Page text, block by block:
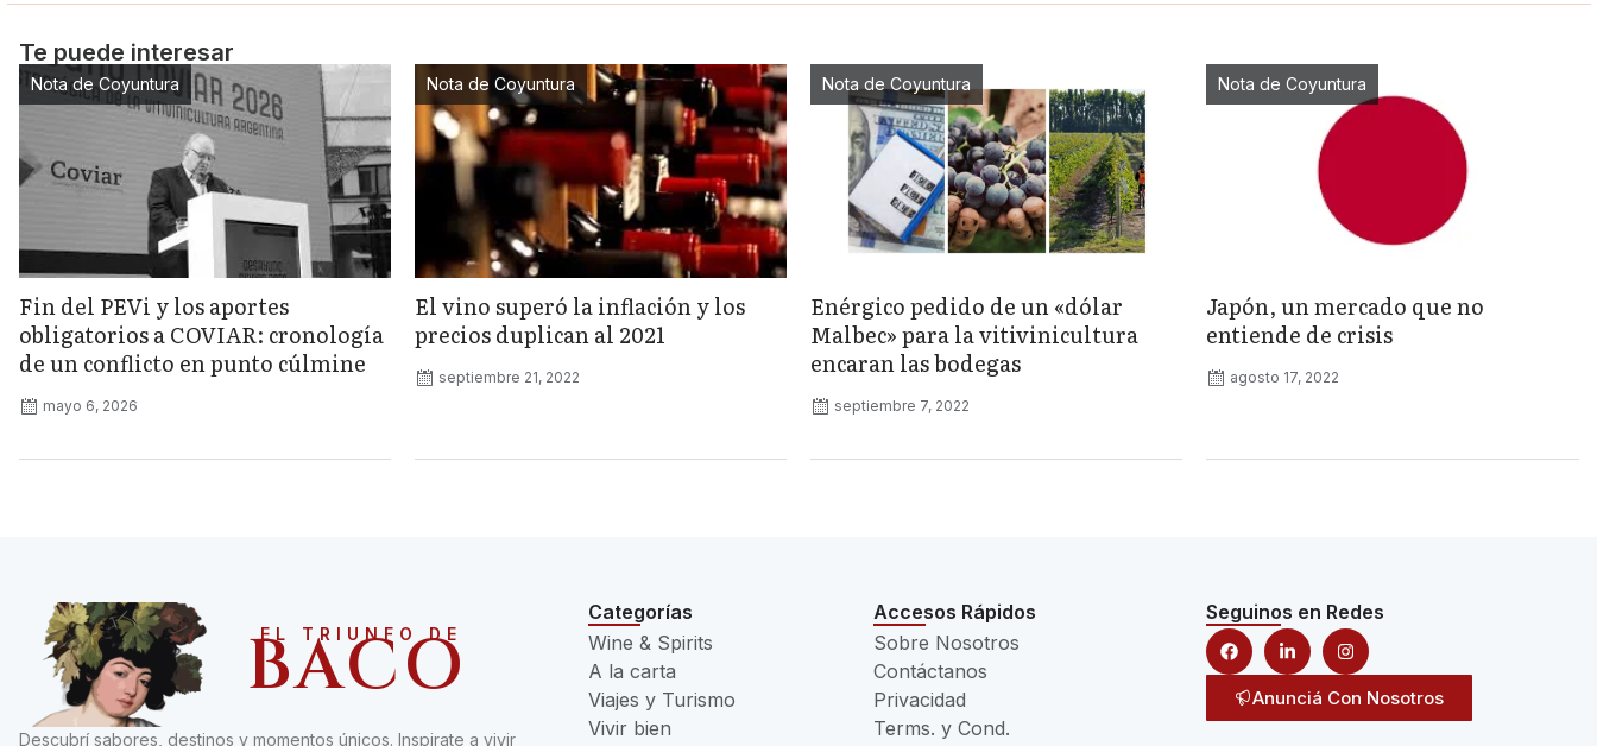
Te puede interesar
Nota de Coyuntura
Fin del PEVi y los aportes
obligatorios a COVIAR: cronología
de un conflicto en punto cúlmine
mayo 6, 2026
Nota de Coyuntura
El vino superó la inflación y los
precios duplican al 2021
septiembre 21, 2022
Nota de Coyuntura
Enérgico pedido de un «dólar
Malbec» para la vitivinicultura
encaran las bodegas
septiembre 7, 2022
Nota de Coyuntura
Japón, un mercado que no
entiende de crisis
agosto 17, 2022
EL TRIUNFO DE
BACO
Descubrí sabores, destinos y momentos únicos. Inspirate a vivir
Categorías
Wine & Spirits
A la carta
Viajes y Turismo
Vivir bien
Accesos Rápidos
Sobre Nosotros
Contáctanos
Privacidad
Terms. y Cond.
Seguinos en Redes
Anunciá Con Nosotros